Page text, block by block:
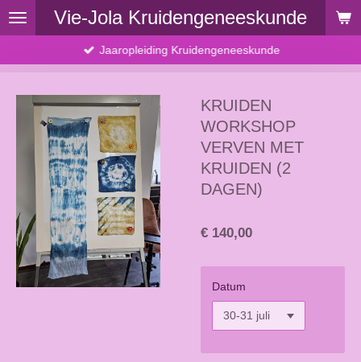
Ga
direct
Vie-Jola Kruidengeneeskunde
Jaaropleiding Kruidengeneeskunde
KRUIDEN
WORKSHOP
VERVEN MET
KRUIDEN (2
DAGEN)
€ 140,00
Datum